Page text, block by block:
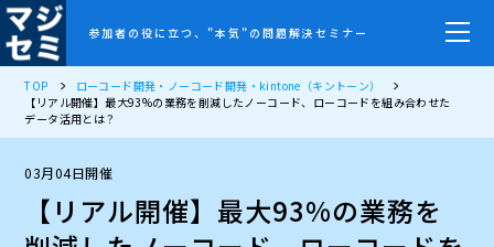
参加者の役に立つ、”本気”の問題解決セミナー
TOP
ローコード開発・ノーコード開発・kintone（キントーン）
【リアル開催】最大93%の業務を削減したノーコード、ローコードを組み合わせた
データ活用とは？
03月04日開催
【リアル開催】最大93%の業務を